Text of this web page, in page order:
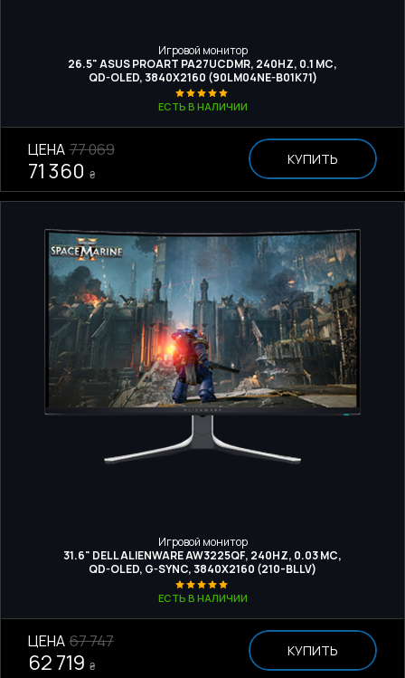
Игровой монитор
26.5" ASUS PROART PA27UCDMR, 240HZ, 0.1 МС,
QD-OLED, 3840Х2160 (90LM04NE-B01K71)
ЕСТЬ В НАЛИЧИИ
ЦЕНА 77 069
71 360 ₴
КУПИТЬ
Игровой монитор
31.6" DELL ALIENWARE AW3225QF, 240HZ, 0.03 МС,
QD-OLED, G-SYNC, 3840Х2160 (210-BLLV)
ЕСТЬ В НАЛИЧИИ
ЦЕНА 67 747
62 719 ₴
КУПИТЬ